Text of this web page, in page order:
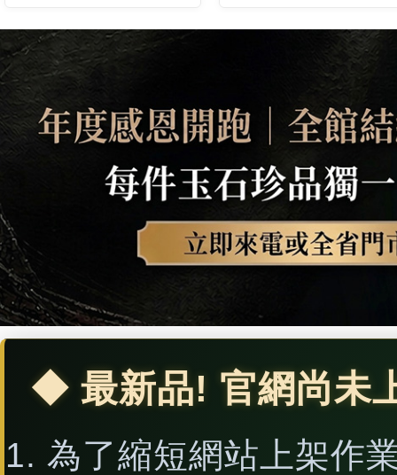
白底青帶紫羅蘭細豆種齊
天大聖，KN227。客製化
訂做各種翡翠齊天大聖吊
墜玉珮項鍊。★附A貨翡
翠雙證書
淡綠糯豆種齊天大聖，
KN226。客製化訂做各種
翡翠齊天大聖吊墜玉珮項
鍊。★附A貨翡翠雙證書
◆ 最新品! 官網尚未
為了縮短網站上架作